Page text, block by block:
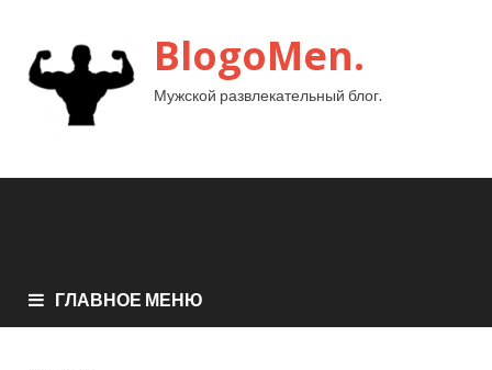
BlogoMen.
Мужской развлекательный блог.
ГЛАВНОЕ МЕНЮ